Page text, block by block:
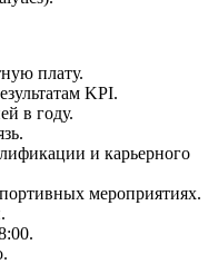
плату.
KPI.
в году.
и карьерного
мероприятиях.